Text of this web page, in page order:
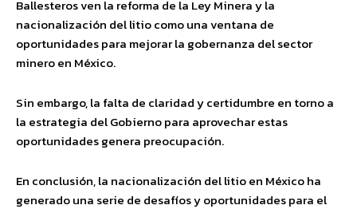
Ballesteros ven la reforma de la Ley Minera y la
nacionalización del litio como una ventana de
oportunidades para mejorar la gobernanza del sector
minero en México.
Sin embargo, la falta de claridad y certidumbre en torno a
la estrategia del Gobierno para aprovechar estas
oportunidades genera preocupación.
En conclusión, la nacionalización del litio en México ha
generado una serie de desafíos y oportunidades para el